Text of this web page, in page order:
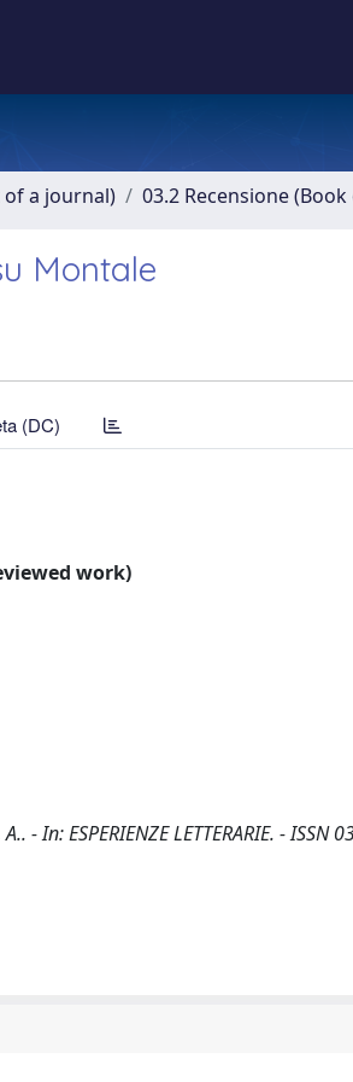
a journal) 03.2 Recensione
Montale
(DC)
work)
In: ESPERIENZE LETTERARIE. -